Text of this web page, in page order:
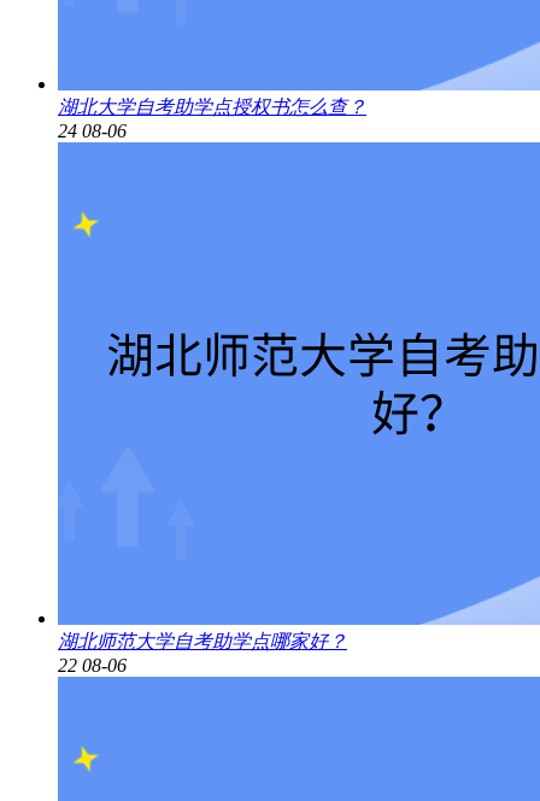
湖北大学自考助学点授权书怎么查？
24 08-06
湖北师范大学自考助学点哪家好？
22 08-06